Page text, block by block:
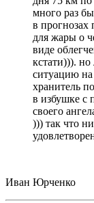
много раз
в прогнозах
для жары о
виде
кстати))).
ситуацию
хранитель
в избушке с
своего
))) так что
Иван Юрченко